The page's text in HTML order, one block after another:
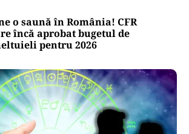
o saună în România! CFR
încă aprobat bugetul de
pentru 2026